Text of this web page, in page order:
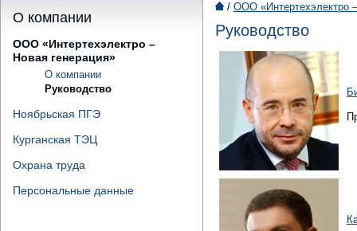
О компании
ООО «Интертехэлектро –
Новая генерация»
О компании
Руководство
Ноябрьская ПГЭ
Курганская ТЭЦ
Охрана труда
Персональные данные
/ ООО «Интертехэлектро
Руководство